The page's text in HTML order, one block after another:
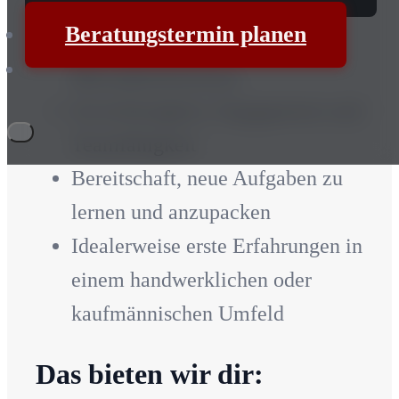
Beratungstermin planen
Interesse an der Montage oder
Bereitschaft, neue Aufgaben zu
lernen und anzupacken
Idealerweise erste Erfahrungen in
einem handwerklichen oder
kaufmännischen Umfeld
Das bieten wir dir: